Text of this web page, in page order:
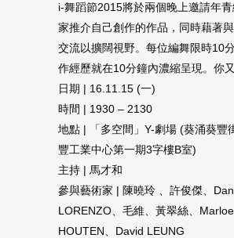
i-舞蹈節2015將於兩個晚上邀請年
家推介自己創作的作品，同時藉著
交流以擴闊視野。每位編舞限時10
作經歷就在10分鐘內濃縮呈現。你
日期 | 16.11.15 (一)
時間 | 1930 – 2130
地點 | 「多空間」Y-劇場 (葵涌葵豐
豐工業中心第一期3字樓B室)
主持 | 馬才和
參與藝術家 | 陳曉玲 、許俊傑、
LORENZO、毛維、黃翠絲、
HOUTEN、David LEUNG